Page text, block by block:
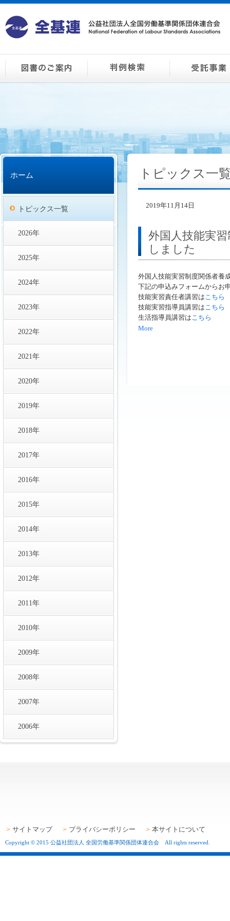
ホーム
トピックス一覧
2026年
2025年
2024年
2023年
2022年
2021年
2020年
2019年
2018年
2017年
2016年
2015年
2014年
2013年
2012年
2011年
2010年
2009年
2008年
2007年
2006年
トピックス一
2019年11月14日
外国人技能実
しました
外国人技能実習制度関係者養
下記の申込みフォームからお
技能実習責任者講習は こちら
技能実習指導員講習は こちら
生活指導員講習は こちら
More
サイトマップ プライバシーポリシー 本サイトについて
Copyright © 2015 公益社団法人 全国労働基準関係団体連合会 All rights reserved.